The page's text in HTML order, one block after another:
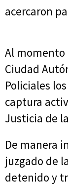
acercaron
Al momento
Ciudad
Policiales
captura
Justicia de
De manera
juzgado de
detenido y